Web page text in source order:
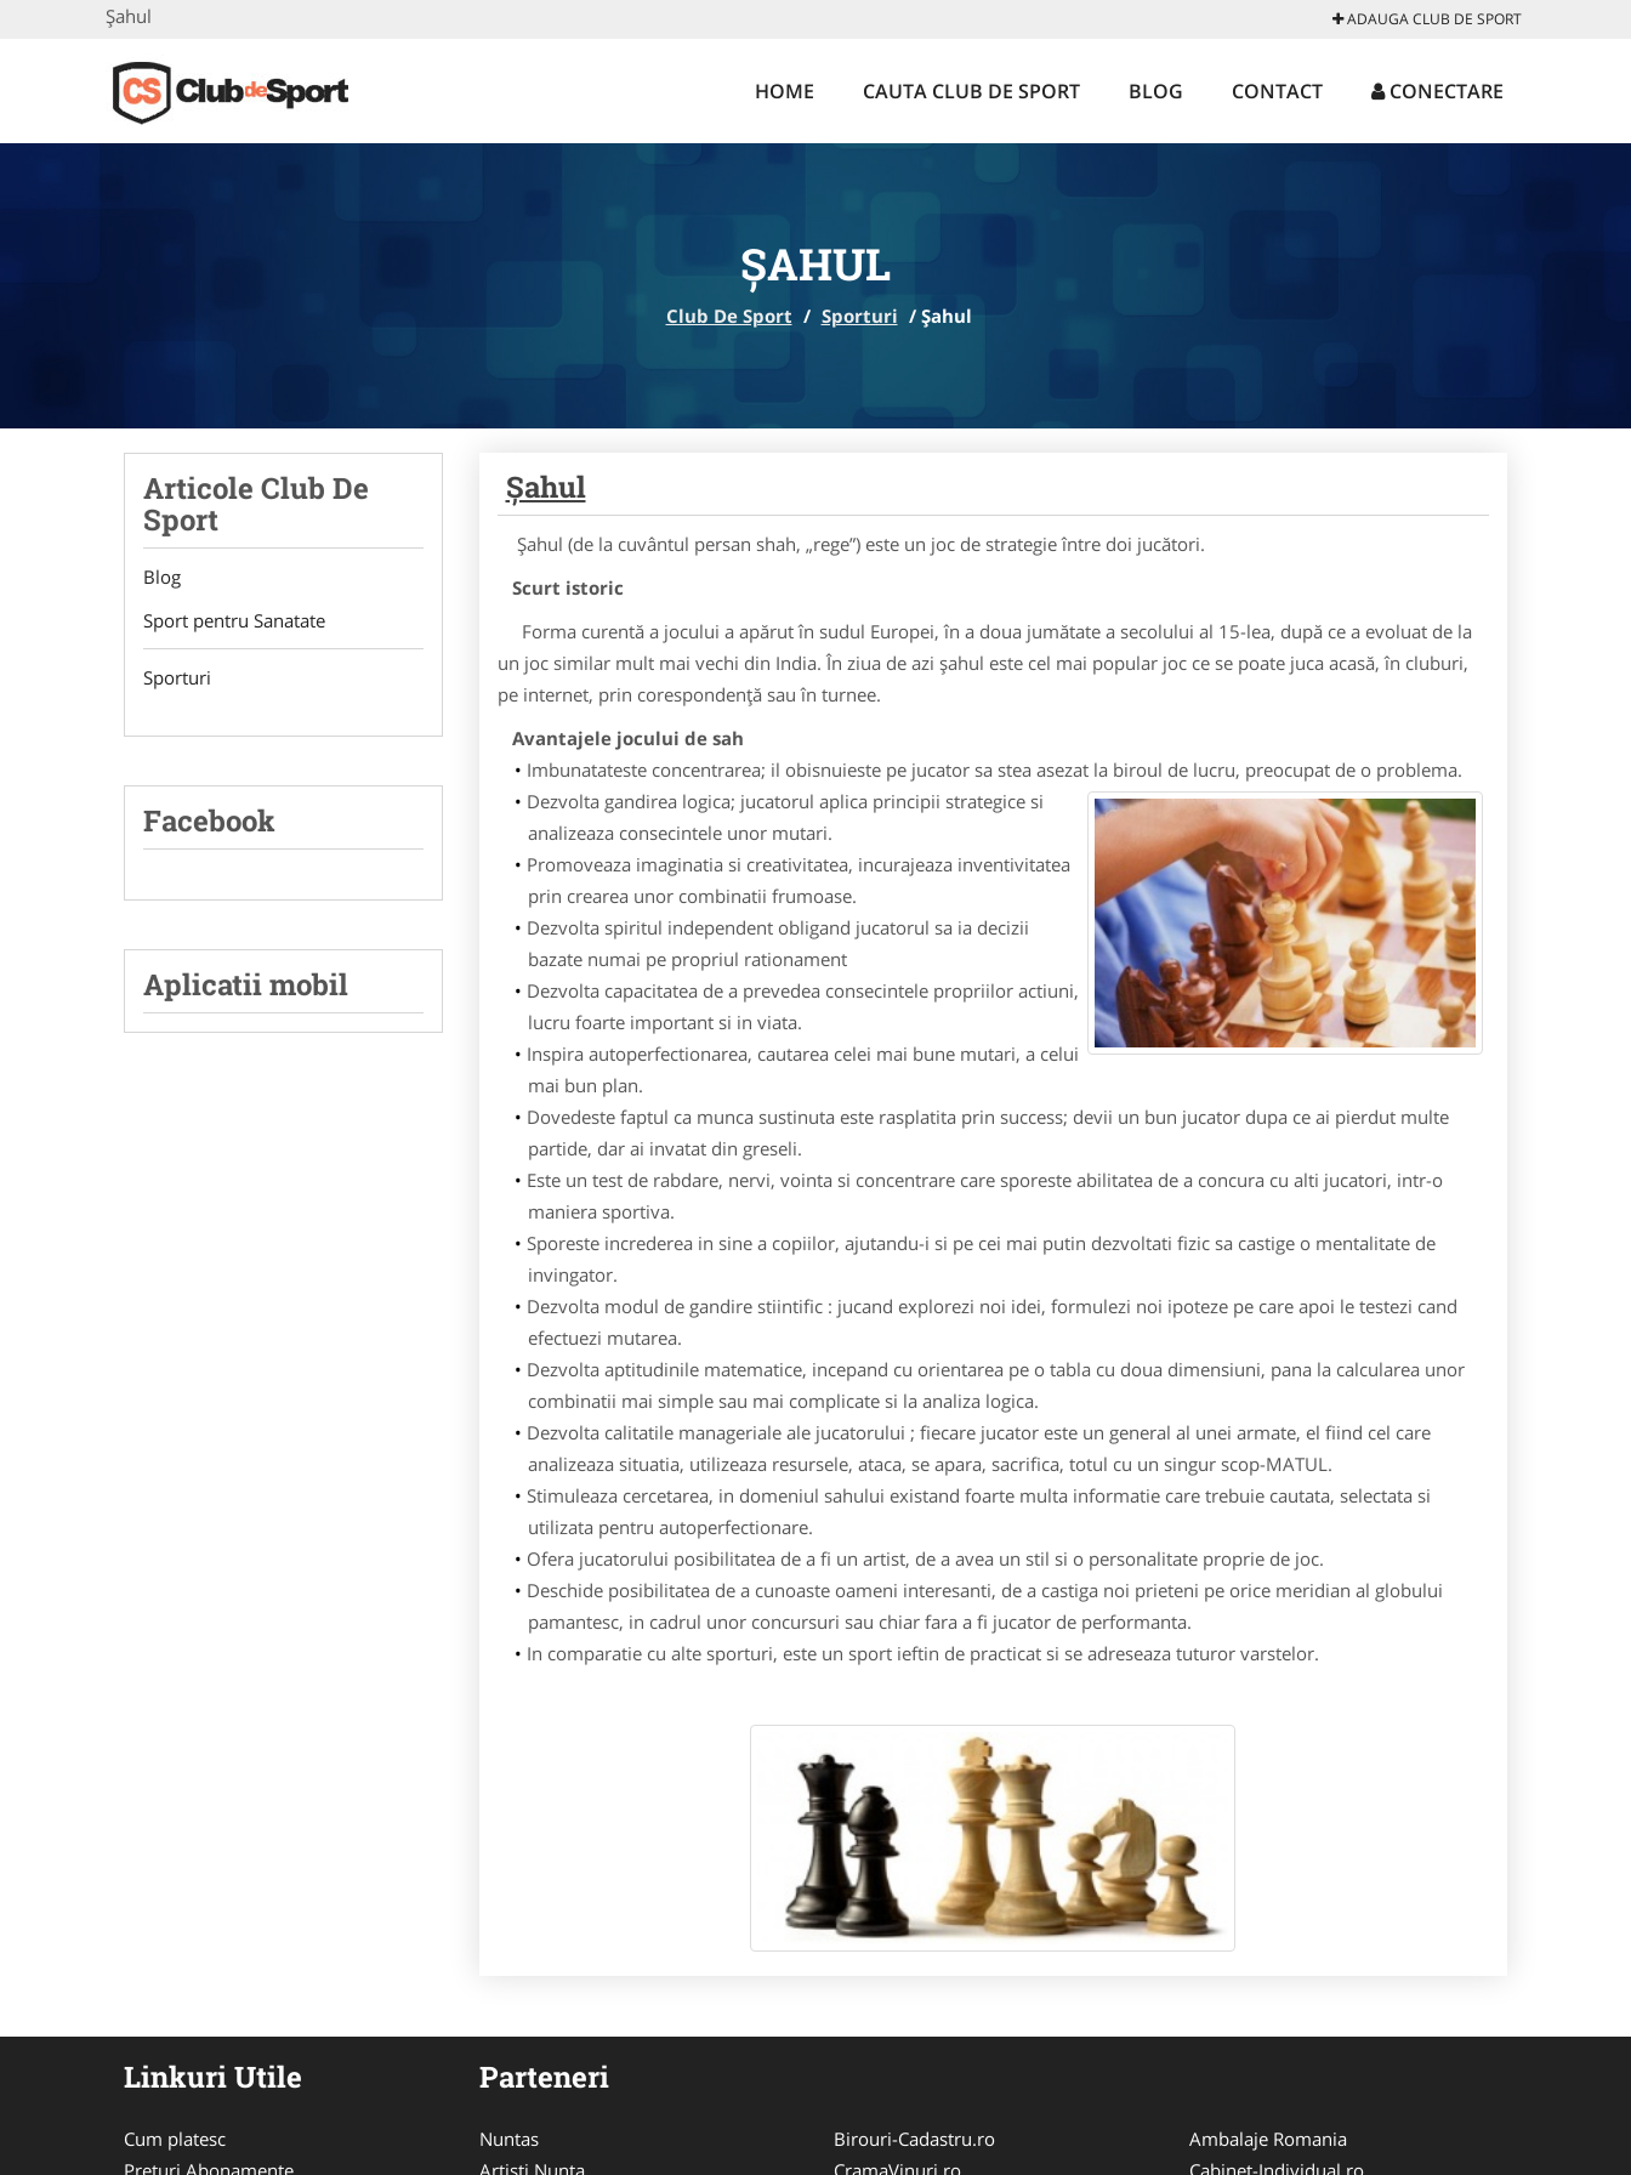
Șahul ADAUGA CLUB DE SPORT
HOME CAUTA CLUB DE SPORT BLOG CONTACT CONECTARE
ȘAHUL
Club De Sport / Sporturi / Șahul
Articole Club De
Sport
Blog
Sport pentru Sanatate
Sporturi
Facebook
Aplicatii mobil
Șahul
Șahul (de la cuvântul persan shah, „rege”) este un joc de strategie între doi jucători.
Scurt istoric
Forma curentă a jocului a apărut în sudul Europei, în a doua jumătate a secolului al 15-lea, după ce a evoluat de la
un joc similar mult mai vechi din India. În ziua de azi șahul este cel mai popular joc ce se poate juca acasă, în cluburi,
pe internet, prin corespondență sau în turnee.
Avantajele jocului de sah
Imbunatateste concentrarea; il obisnuieste pe jucator sa stea asezat la biroul de lucru, preocupat de o problema.
Dezvolta gandirea logica; jucatorul aplica principii strategice si
analizeaza consecintele unor mutari.
Promoveaza imaginatia si creativitatea, incurajeaza inventivitatea
prin crearea unor combinatii frumoase.
Dezvolta spiritul independent obligand jucatorul sa ia decizii
bazate numai pe propriul rationament
Dezvolta capacitatea de a prevedea consecintele propriilor actiuni,
lucru foarte important si in viata.
Inspira autoperfectionarea, cautarea celei mai bune mutari, a celui
mai bun plan.
Dovedeste faptul ca munca sustinuta este rasplatita prin success; devii un bun jucator dupa ce ai pierdut multe
partide, dar ai invatat din greseli.
Este un test de rabdare, nervi, vointa si concentrare care sporeste abilitatea de a concura cu alti jucatori, intr-o
maniera sportiva.
Sporeste increderea in sine a copiilor, ajutandu-i si pe cei mai putin dezvoltati fizic sa castige o mentalitate de
invingator.
Dezvolta modul de gandire stiintific : jucand explorezi noi idei, formulezi noi ipoteze pe care apoi le testezi cand
efectuezi mutarea.
Dezvolta aptitudinile matematice, incepand cu orientarea pe o tabla cu doua dimensiuni, pana la calcularea unor
combinatii mai simple sau mai complicate si la analiza logica.
Dezvolta calitatile manageriale ale jucatorului ; fiecare jucator este un general al unei armate, el fiind cel care
analizeaza situatia, utilizeaza resursele, ataca, se apara, sacrifica, totul cu un singur scop-MATUL.
Stimuleaza cercetarea, in domeniul sahului existand foarte multa informatie care trebuie cautata, selectata si
utilizata pentru autoperfectionare.
Ofera jucatorului posibilitatea de a fi un artist, de a avea un stil si o personalitate proprie de joc.
Deschide posibilitatea de a cunoaste oameni interesanti, de a castiga noi prieteni pe orice meridian al globului
pamantesc, in cadrul unor concursuri sau chiar fara a fi jucator de performanta.
In comparatie cu alte sporturi, este un sport ieftin de practicat si se adreseaza tuturor varstelor.
Linkuri Utile
Cum platesc
Preturi Abonamente
Parteneri
Nuntas
Artisti Nunta
Birouri-Cadastru.ro
CramaVinuri.ro
Ambalaje Romania
Cabinet-Individual.ro